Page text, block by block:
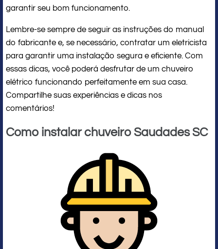
garantir seu bom funcionamento.
Lembre-se sempre de seguir as instruções do manual
do fabricante e, se necessário, contratar um eletricista
para garantir uma instalação segura e eficiente. Com
essas dicas, você poderá desfrutar de um chuveiro
elétrico funcionando perfeitamente em sua casa.
Compartilhe suas experiências e dicas nos
comentários!
Como instalar chuveiro Saudades SC